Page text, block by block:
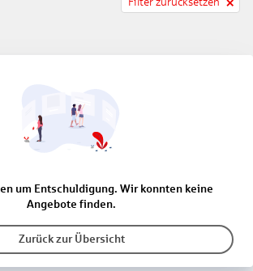
um Entschuldigung. Wir konnten keine
Angebote finden.
Zurück zur Übersicht